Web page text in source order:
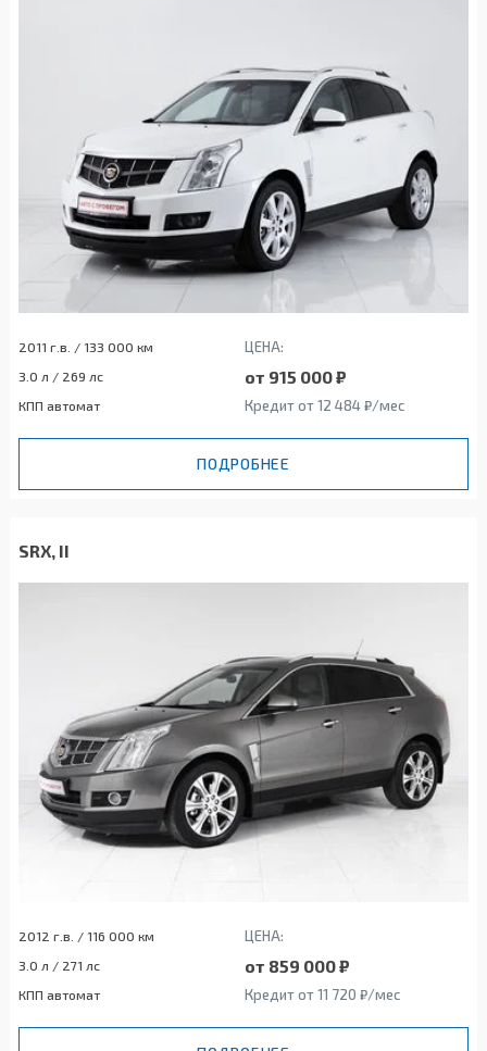
2011 г.в. / 133 000 км ЦЕНА:
3.0 л / 269 лс от 915 000 ₽
КПП автомат Кредит от 12 484 ₽/мес
ПОДРОБНЕЕ
SRX, II
2012 г.в. / 116 000 км ЦЕНА:
3.0 л / 271 лс от 859 000 ₽
КПП автомат Кредит от 11 720 ₽/мес